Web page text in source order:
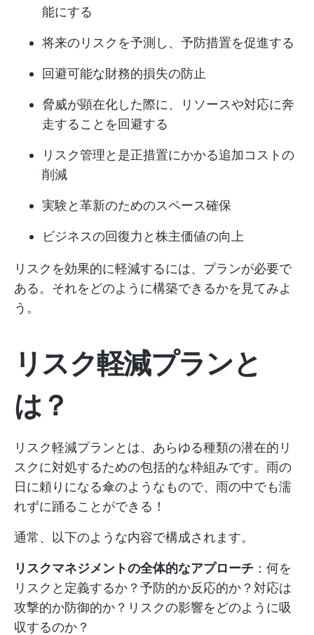
能にする
将来のリスクを予測し、予防措置を促進する
回避可能な財務的損失の防止
脅威が顕在化した際に、リソースや対応に奔
走することを回避する
リスク管理と是正措置にかかる追加コストの
削減
実験と革新のためのスペース確保
ビジネスの回復力と株主価値の向上
リスクを効果的に軽減するには、プランが必要で
ある。それをどのように構築できるかを見てみよ
う。
リスク軽減プランと
は？
リスク軽減プランとは、あらゆる種類の潜在的リ
スクに対処するための包括的な枠組みです。雨の
日に頼りになる傘のようなもので、雨の中でも濡
れずに踊ることができる！
通常、以下のような内容で構成されます。
リスクマネジメントの全体的なアプローチ ：何を
リスクと定義するか？予防的か反応的か？対応は
攻撃的か防御的か？リスクの影響をどのように吸
収するのか？